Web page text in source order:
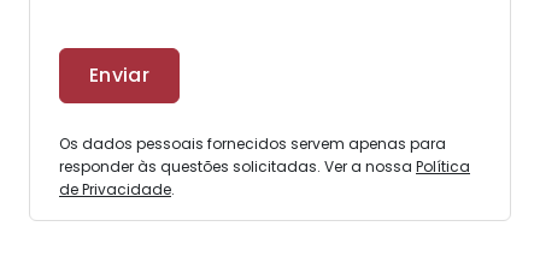
Os dados pessoais fornecidos servem apenas para
responder às questões solicitadas. Ver a nossa Política
de Privacidade.